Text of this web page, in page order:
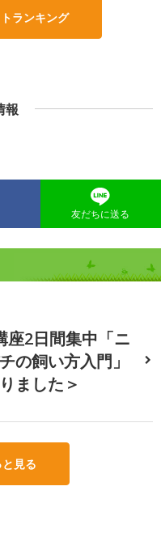
ランキング
報
友だちに送る
座2日間集中「ニ
の飼い方入門」
ました＞
見る